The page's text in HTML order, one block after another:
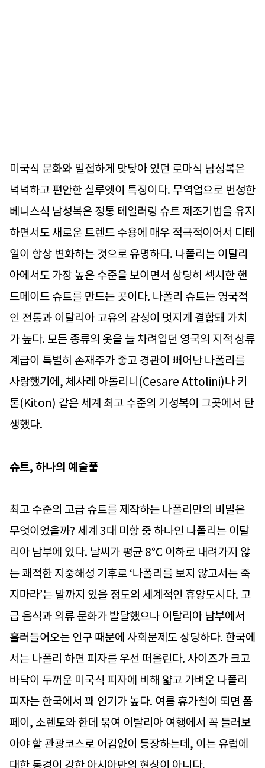
미국식 문화와 밀접하게 맞닿아 있던 로마식 남성복은
넉넉하고 편안한 실루엣이 특징이다. 무역업으로 번성한
베니스식 남성복은 정통 테일러링 슈트 제조기법을 유지
하면서도 새로운 트렌드 수용에 매우 적극적이어서 디테
일이 항상 변화하는 것으로 유명하다. 나폴리는 이탈리
아에서도 가장 높은 수준을 보이면서 상당히 섹시한 핸
드메이드 슈트를 만드는 곳이다. 나폴리 슈트는 영국적
인 전통과 이탈리아 고유의 감성이 멋지게 결합돼 가치
가 높다. 모든 종류의 옷을 늘 차려입던 영국의 지적 상류
계급이 특별히 손재주가 좋고 경관이 빼어난 나폴리를
사랑했기에, 체사레 아톨리니(Cesare Attolini)나 키
톤(Kiton) 같은 세계 최고 수준의 기성복이 그곳에서 탄
생했다.
슈트, 하나의 예술품
최고 수준의 고급 슈트를 제작하는 나폴리만의 비밀은
무엇이었을까? 세계 3대 미항 중 하나인 나폴리는 이탈
리아 남부에 있다. 날씨가 평균 8℃ 이하로 내려가지 않
는 쾌적한 지중해성 기후로 ‘나폴리를 보지 않고서는 죽
지마라’는 말까지 있을 정도의 세계적인 휴양도시다. 고
급 음식과 의류 문화가 발달했으나 이탈리아 남부에서
흘러들어오는 인구 때문에 사회문제도 상당하다. 한국에
서는 나폴리 하면 피자를 우선 떠올린다. 사이즈가 크고
바닥이 두꺼운 미국식 피자에 비해 얇고 가벼운 나폴리
피자는 한국에서 꽤 인기가 높다. 여름 휴가철이 되면 폼
페이, 소렌토와 한데 묶여 이탈리아 여행에서 꼭 들러보
아야 할 관광코스로 어김없이 등장하는데, 이는 유럽에
대한 동경이 강한 아시아만의 현상이 아니다.